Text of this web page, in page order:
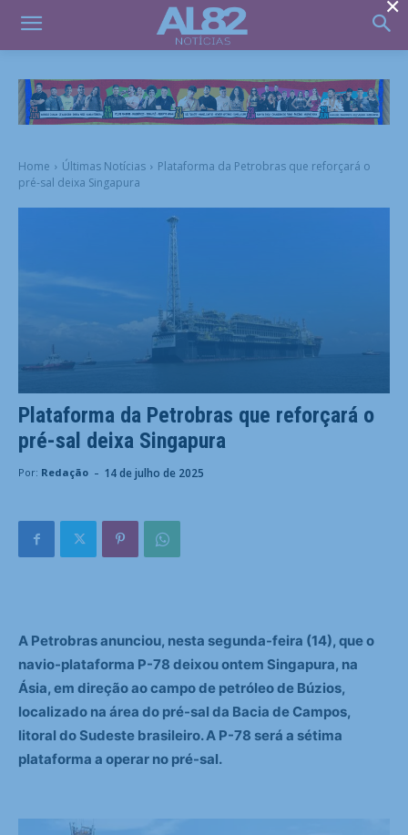
Home Últimas Notícias
Plataforma da Petrobras que reforçará o
pré-sal deixa Singapura
Plataforma da Petrobras que reforçará o
pré-sal deixa Singapura
Por: Redação - 14 de julho de 2025
A Petrobras anunciou, nesta segunda-feira (14), que o
navio-plataforma P-78 deixou ontem Singapura, na
Ásia, em direção ao campo de petróleo de Búzios,
localizado na área do pré-sal da Bacia de Campos,
litoral do Sudeste brasileiro. A P-78 será a sétima
plataforma a operar no pré-sal.